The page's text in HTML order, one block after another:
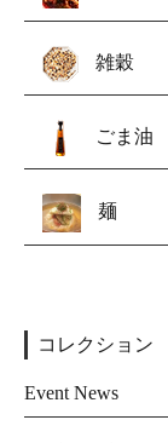
雑穀
ごま油
麺
コレクション
Event News